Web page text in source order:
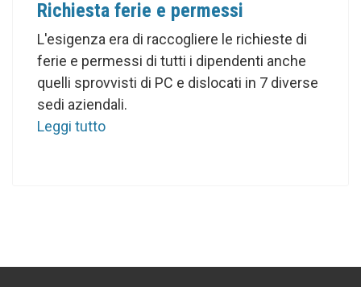
Richiesta ferie e permessi
L'esigenza era di raccogliere le richieste di
ferie e permessi di tutti i dipendenti anche
quelli sprovvisti di PC e dislocati in 7 diverse
sedi aziendali.
Leggi tutto